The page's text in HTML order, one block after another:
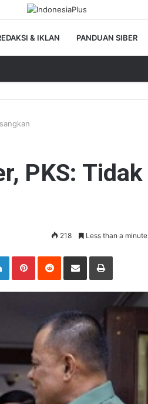
& IKLAN PANDUAN SIBER
PKS: Tidak
218 Less than a minute
LinkedInPinterestReddit Share via Email Print